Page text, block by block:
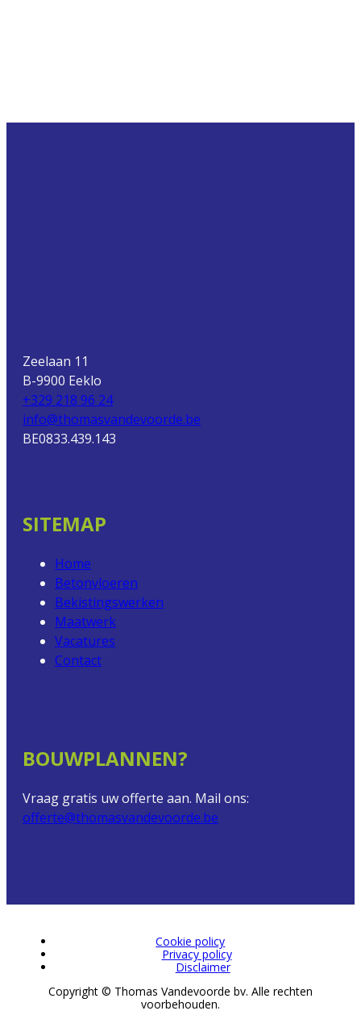
Zeelaan 11
B-9900 Eeklo
+329 218 96 24
info@thomasvandevoorde.be
BE0833.439.143
SITEMAP
Home
Betonvloeren
Bekistingswerken
Maatwerk
Vacatures
Contact
BOUWPLANNEN?
Vraag gratis uw offerte aan. Mail ons:
offerte@thomasvandevoorde.be
Cookie policy
Privacy policy
Disclaimer
Copyright © Thomas Vandevoorde bv. Alle rechten
voorbehouden.